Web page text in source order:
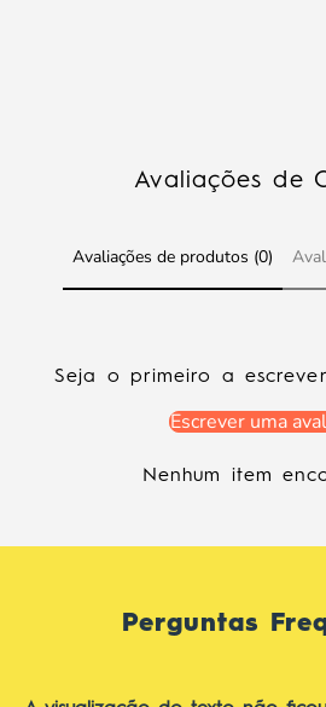
Avaliações de
Avaliações de produtos (0)
Seja o primeiro a
Escrever uma
Nenhum item
Perguntas